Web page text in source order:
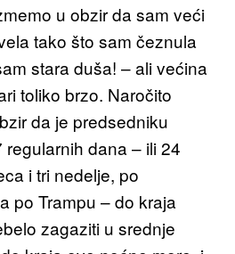
u obzir da sam veći
tako što sam čeznula
stara duša! – ali većina
toliko brzo. Naročito
da je predsedniku
dana – ili 24
i tri nedelje, po
po Trampu – do kraja
zagaziti u srednje